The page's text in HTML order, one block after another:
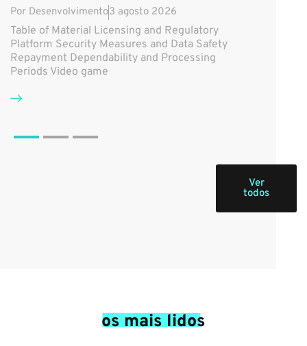
Por Desenvolvimento3 agosto 2026
Table of Material Licensing and Regulatory
Platform Security Measures and Data Safety
Repayment Dependability and Processing
Periods Video game
Ver
todos
os mais lidos